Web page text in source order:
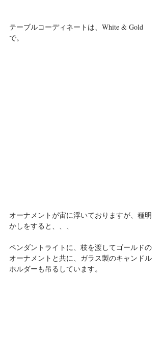
テーブルコーディネートは、White & Gold
で。
オーナメントが宙に浮いておりますが、種明
かしをすると、、、
ペンダントライトに、枝を渡してゴールドの
オーナメントと共に、ガラス製のキャンドル
ホルダーも吊るしています。